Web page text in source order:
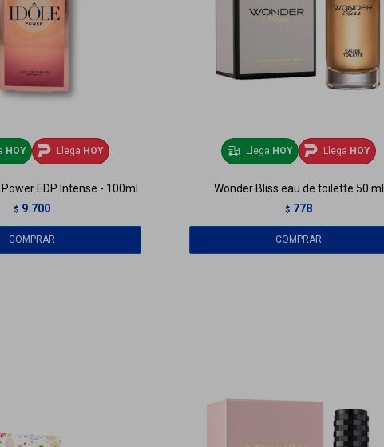
HOY Llega HOY
EDP Intense - 100ml
$ 9.700
Llega HOY Llega HOY
Wonder Bliss eau de toilette 50 ml
$ 778